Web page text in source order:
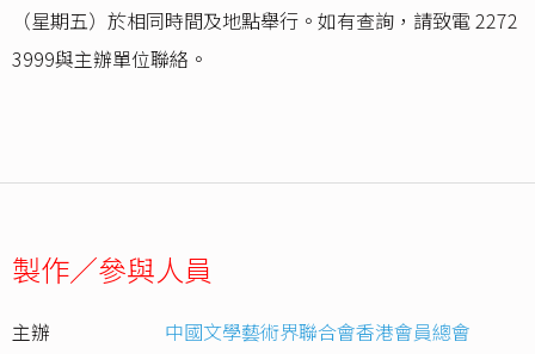
（星期五）於相同時間及地點舉行。如有查詢，請致電 2272
3999與主辦單位聯絡。
製作／參與人員
主辦
中國文學藝術界聯合會香港會員總會